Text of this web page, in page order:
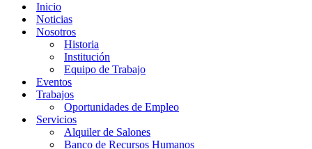
Inicio
Noticias
Nosotros
Historia
Institución
Equipo de Trabajo
Eventos
Trabajos
Oportunidades de Empleo
Servicios
Alquiler de Salones
Banco de Recursos Humanos